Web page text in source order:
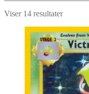
Viser 14 resultaterSorteret
seneste